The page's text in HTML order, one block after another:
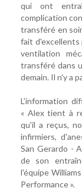
qui ont
complication
transféré en
fait d'excellents
ventilation
transféré dans
demain. Il n'y a
L’information
« Alex tient à
qu'il a reçus,
infirmiers,
San Gerardo -
de son
l'équipe
Performance ».